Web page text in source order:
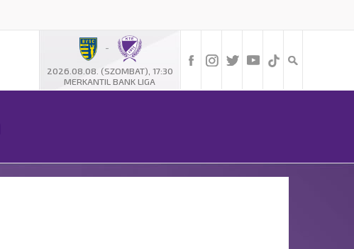
-
2026.08.08. (SZOMBAT), 17:30
MERKANTIL BANK LIGA